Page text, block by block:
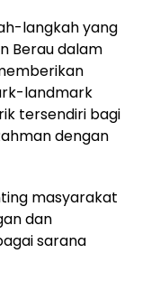
langkah yang
Berau dalam
landmark
tersendiri bagi
dengan
masyarakat
dan
sarana